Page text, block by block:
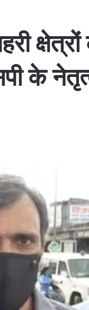
क्षेत्रों
के